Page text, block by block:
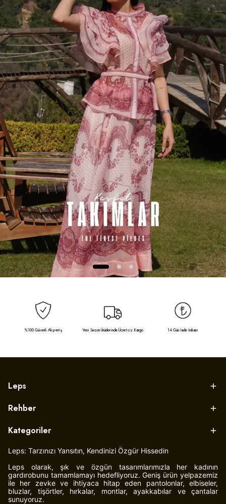
%100 Güvenli Alışveriş Yeni Sezon Ürünlerinde Ücretsiz Kargo 14 Gün İade İmkanı
Leps
Rehber
Kategoriler
Leps: Tarzınızı Yansıtın, Kendinizi Özgür Hissedin
Leps olarak, şık ve özgün tasarımlarımızla her kadının
gardırobunu tamamlamayı hedefliyoruz. Geniş ürün yelpazemiz
ile her zevke ve ihtiyaca hitap eden pantolonlar, elbiseler,
bluzlar, tişörtler, hırkalar, montlar, ayakkabılar ve çantalar
sunuyoruz.